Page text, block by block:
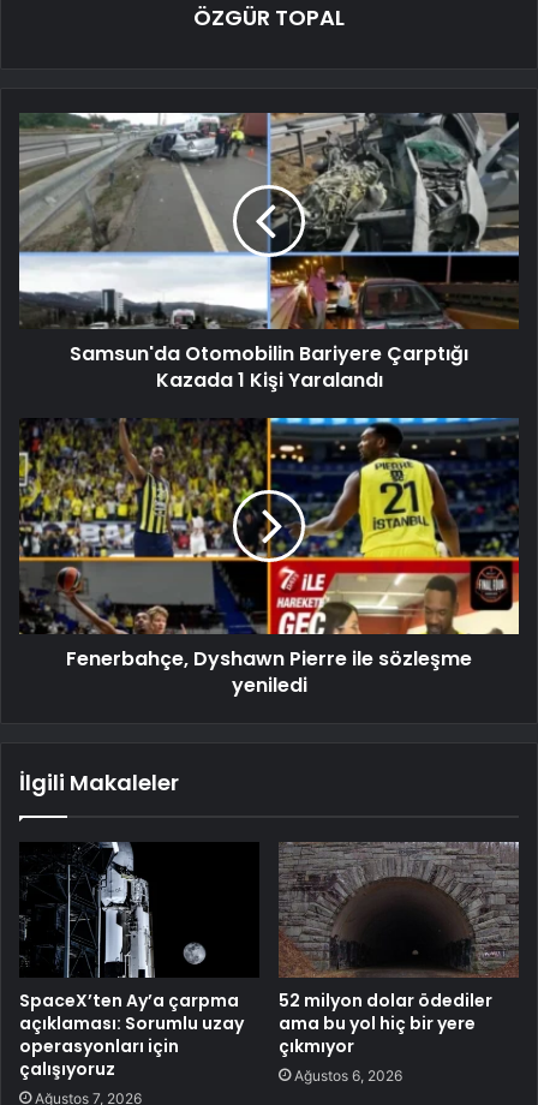
ÖZGÜR TOPAL
Samsun'da Otomobilin Bariyere Çarptığı
Kazada 1 Kişi Yaralandı
Fenerbahçe, Dyshawn Pierre ile sözleşme
yeniledi
İlgili Makaleler
SpaceX’ten Ay’a çarpma
açıklaması: Sorumlu uzay
operasyonları için
çalışıyoruz
Ağustos 7, 2026
52 milyon dolar ödediler
ama bu yol hiç bir yere
çıkmıyor
Ağustos 6, 2026